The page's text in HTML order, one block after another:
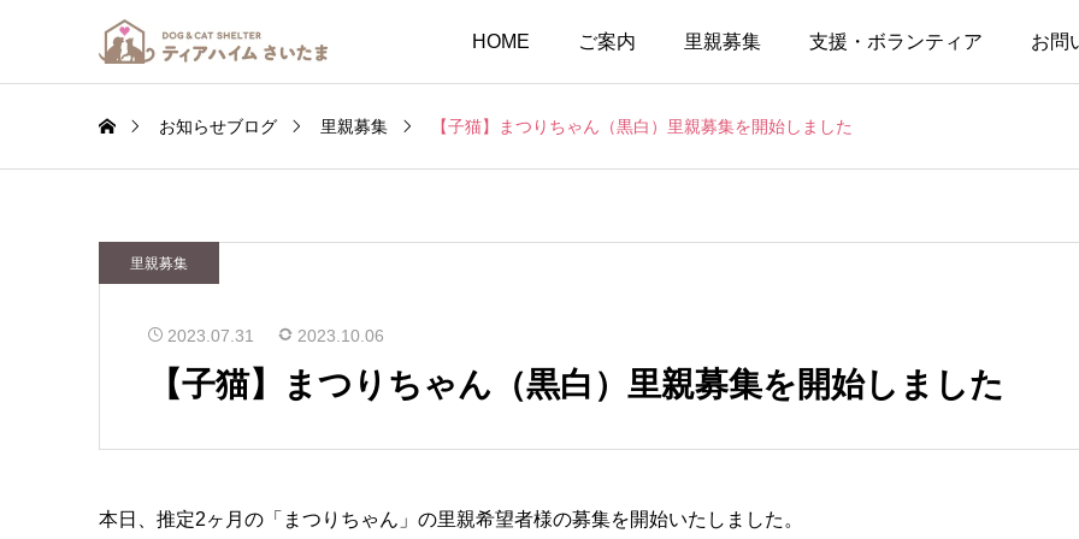
HOME ご案内 里親募集 支援・ボランティア お問
お知らせブログ 里親募集 【子猫】まつりちゃん（黒白）里親募集を開始しました
里親募集
2023.07.31 2023.10.06
【子猫】まつりちゃん（黒白）里親募集を開始しました
本日、推定2ヶ月の「まつりちゃん」の里親希望者様の募集を開始いたしました。